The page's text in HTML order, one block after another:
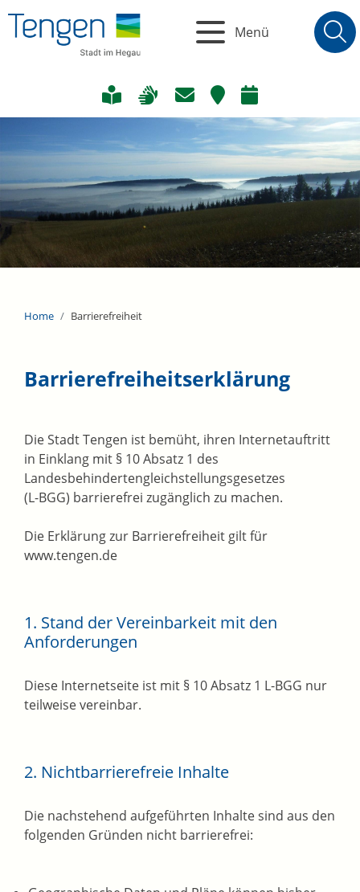
Menü
Home Barrierefreiheit
Barrierefreiheitserklärung
Die Stadt Tengen ist bemüht, ihren Internetauftritt
in Einklang mit § 10 Absatz 1 des
Landesbehindertengleichstellungsgesetzes
(L-BGG) barrierefrei zugänglich zu machen.
Die Erklärung zur Barrierefreiheit gilt für
www.tengen.de
1. Stand der Vereinbarkeit mit den
Anforderungen
Diese Internetseite ist mit § 10 Absatz 1 L-BGG nur
teilweise vereinbar.
2. Nichtbarrierefreie Inhalte
Die nachstehend aufgeführten Inhalte sind aus den
folgenden Gründen nicht barrierefrei: